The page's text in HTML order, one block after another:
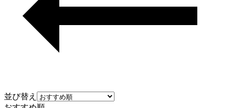
並び替え